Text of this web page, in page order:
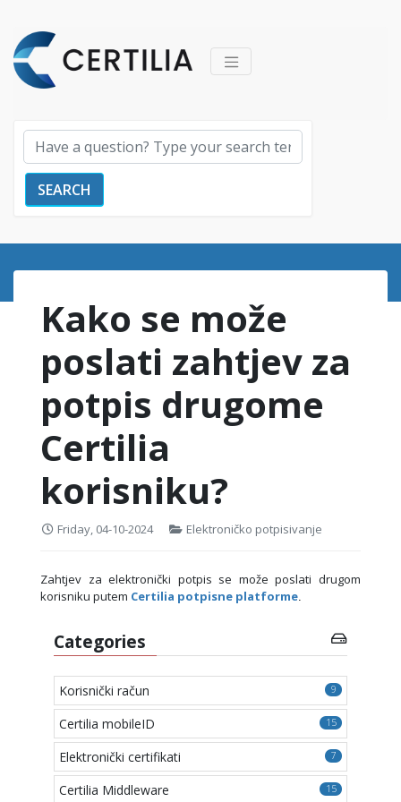
SEARCH
Kako se može
poslati zahtjev za
potpis drugome
Certilia
korisniku?
Friday, 04-10-2024 Elektroničko potpisivanje
Zahtjev za elektronički potpis se može poslati drugom
korisniku putem Certilia potpisne platforme
Categories
9
Korisnički račun
15
Certilia mobileID
7
Elektronički certifikati
15
Certilia Middleware